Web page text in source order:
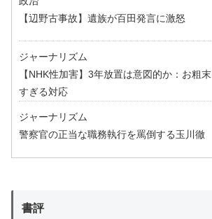
【辺野古事故】遺族が百田発言に激怒
ジャーナリズム
【NHK性加害】3年放置は意図的か：お粗末
すぎる対応
ジャーナリズム
警察官の正当な職務執行を罵倒する玉川徹
書評